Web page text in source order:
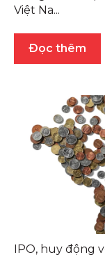
Việt Na...
Đọc thêm
IPO, huy động